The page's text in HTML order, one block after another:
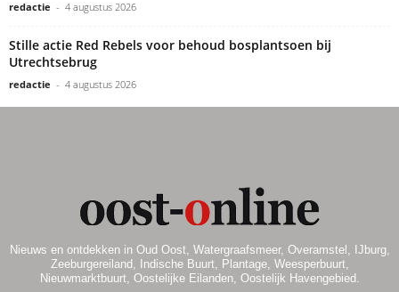
redactie - 4 augustus 2026
Stille actie Red Rebels voor behoud bosplantsoen bij
Utrechtsebrug
redactie - 4 augustus 2026
Nieuws en ontdekken in Oud Oost, Watergraafsmeer, Overamstel, IJburg,
Zeeburgereiland, Indische Buurt, Plantage, Weesperbuurt,
Nieuwmarktbuurt, Oostelijke Eilanden, Oostelijk Havengebied.